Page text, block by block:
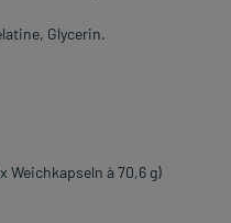
Glycerin.
Weichkapseln à 70,6 g)